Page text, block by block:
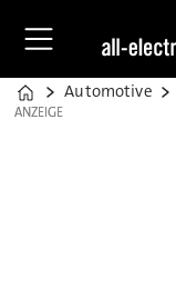
Home
Automotive
ANZEIGE
ANZEIGE